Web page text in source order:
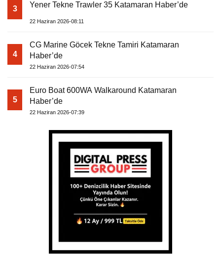
3 Yener Tekne Trawler 35 Katamaran Haber’de
22 Haziran 2026-08:11
4
CG Marine Göcek Tekne Tamiri Katamaran
Haber’de
22 Haziran 2026-07:54
5
Euro Boat 600WA Walkaround Katamaran
Haber’de
22 Haziran 2026-07:39